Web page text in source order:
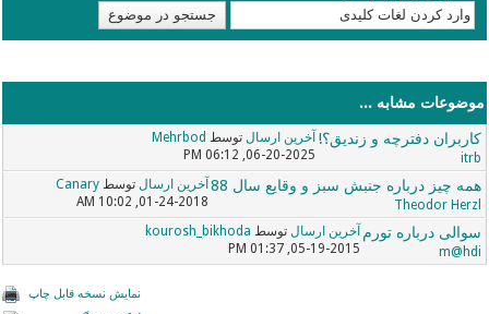
موضوعات مشابه ...
کاربران دفترچه و زندیق؟!
itrb
آخرین ارسال توسط Mehrbod
06-20-2025, 06:12 PM
همه چیز درباره جنبش سبز و وقایع سال 88
Theodor Herzl
آخرین ارسال توسطCanary
01-24-2018, 10:02 AM
سوالی درباره تورم
m@hdi
آخرین ارسال توسط kourosh_bikhoda
05-19-2015, 01:37 PM
نمایش نسخه قابل چاپ